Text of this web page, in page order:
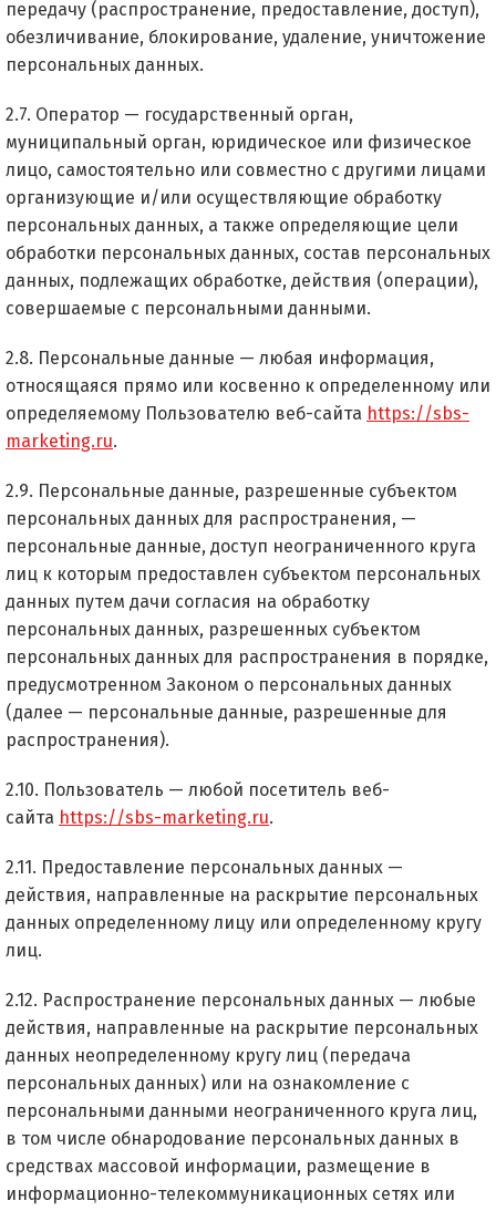
передачу (распространение, предоставление, доступ),
обезличивание, блокирование, удаление, уничтожение
персональных данных.
2.7. Оператор — государственный орган,
муниципальный орган, юридическое или физическое
лицо, самостоятельно или совместно с другими лицами
организующие и/или осуществляющие обработку
персональных данных, а также определяющие цели
обработки персональных данных, состав персональных
данных, подлежащих обработке, действия (операции),
совершаемые с персональными данными.
2.8. Персональные данные — любая информация,
относящаяся прямо или косвенно к определенному или
определяемому Пользователю веб-сайта https://sbs-
marketing.ru.
2.9. Персональные данные, разрешенные субъектом
персональных данных для распространения, —
персональные данные, доступ неограниченного круга
лиц к которым предоставлен субъектом персональных
данных путем дачи согласия на обработку
персональных данных, разрешенных субъектом
персональных данных для распространения в порядке,
предусмотренном Законом о персональных данных
(далее — персональные данные, разрешенные для
распространения).
2.10. Пользователь — любой посетитель веб-
сайта https://sbs-marketing.ru.
2.11. Предоставление персональных данных —
действия, направленные на раскрытие персональных
данных определенному лицу или определенному кругу
лиц.
2.12. Распространение персональных данных — любые
действия, направленные на раскрытие персональных
данных неопределенному кругу лиц (передача
персональных данных) или на ознакомление с
персональными данными неограниченного круга лиц,
в том числе обнародование персональных данных в
средствах массовой информации, размещение в
информационно-телекоммуникационных сетях или